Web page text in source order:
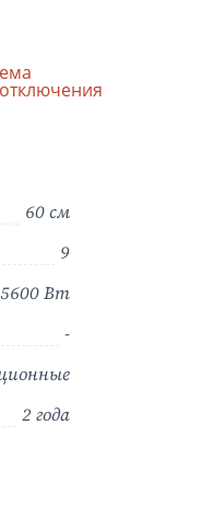
60 см
9
5600 Вт
-
2 года